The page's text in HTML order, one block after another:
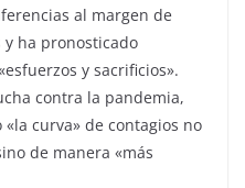
al margen de
y ha pronosticado
y sacrificios».
contra la pandemia,
curva» de contagios no
de manera «más